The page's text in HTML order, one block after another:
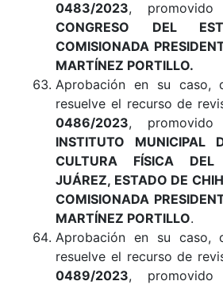
0483/2023,
CONGRESO DEL
COMISIONADA
MARTÍNEZ PORTILLO.
Aprobación en su caso,
resuelve el recurso de
0486/2023,
INSTITUTO MUNICIPAL
CULTURA FÍSICA
JUÁREZ, ESTADO DE
COMISIONADA
MARTÍNEZ PORTILLO.
Aprobación en su caso,
resuelve el recurso de
0489/2023,